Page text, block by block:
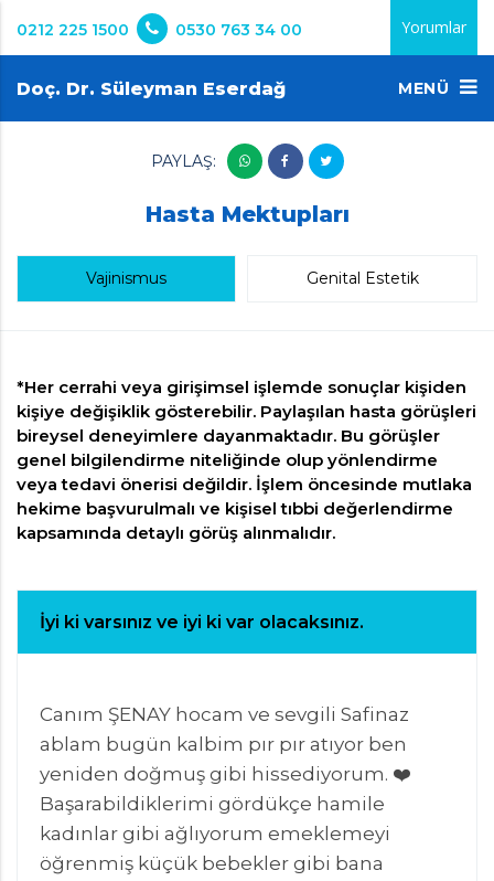
0212 225 1500 0530 763 34 00 Yorumlar
Doç. Dr. Süleyman Eserdağ MENÜ
PAYLAŞ:
Hasta Mektupları
Vajinismus Genital Estetik
*Her cerrahi veya girişimsel işlemde sonuçlar kişiden
kişiye değişiklik gösterebilir. Paylaşılan hasta görüşleri
bireysel deneyimlere dayanmaktadır. Bu görüşler
genel bilgilendirme niteliğinde olup yönlendirme
veya tedavi önerisi değildir. İşlem öncesinde mutlaka
hekime başvurulmalı ve kişisel tıbbi değerlendirme
kapsamında detaylı görüş alınmalıdır.
İyi ki varsınız ve iyi ki var olacaksınız.
Canım ŞENAY hocam ve sevgili Safinaz
ablam bugün kalbim pır pır atıyor ben
yeniden doğmuş gibi hissediyorum. ❤️
Başarabildiklerimi gördükçe hamile
kadınlar gibi ağlıyorum emeklemeyi
öğrenmiş küçük bebekler gibi bana